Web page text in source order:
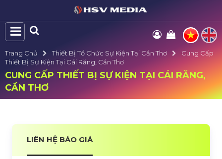
Trang Chủ Thiết Bị Tổ Chức Sự Kiện Tại Cần Thơ
Cung Cấp
Thiết Bị Sự Kiện Tại Cái Răng, Cần Thơ
CUNG CẤP THIẾT BỊ SỰ KIỆN TẠI CÁI RĂNG,
CẦN THƠ
LIÊN HỆ BÁO GIÁ